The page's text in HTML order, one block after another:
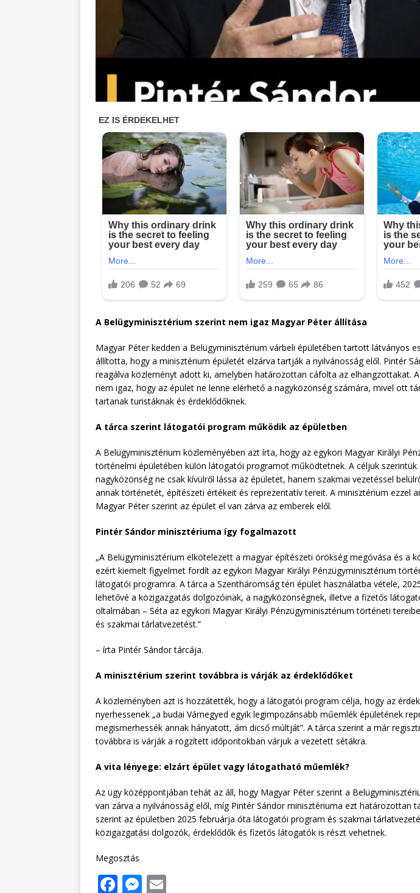
A Belügyminisztérium szerint nem igaz Magyar Péter állítása
Magyar Péter kedden a Belügyminisztérium várbeli épületében tartott látványos
állította, hogy a minisztérium épületét elzárva tartják a nyilvánosság elől. Pintér
reagálva közleményt adott ki, amelyben határozottan cáfolta az elhangzottakat.
nem igaz, hogy az épület ne lenne elérhető a nagyközönség számára, mivel ott
tartanak turistáknak és érdeklődőknek.
A tárca szerint látogatói program működik az épületben
A Belügyminisztérium közleményében azt írta, hogy az egykori Magyar Királyi
történelmi épületében külön látogatói programot működtetnek. A céljuk szerintük
nagyközönség ne csak kívülről lássa az épületet, hanem szakmai vezetéssel
annak történetét, építészeti értékeit és reprezentatív tereit. A minisztérium ezzel
Magyar Péter szerint az épület el van zárva az emberek elől.
Pintér Sándor minisztériuma így fogalmazott
„A Belügyminisztérium elkötelezett a magyar építészeti örökség megóvása és a
ezért kiemelt figyelmet fordít az egykori Magyar Királyi Pénzügyminisztérium
látogatói programra. A tárca a Szentháromság téri épület használatba vétele,
lehetővé a közigazgatás dolgozóinak, a nagyközönségnek, illetve a fizetős
oltalmában – Séta az egykori Magyar Királyi Pénzügyminisztérium történeti
és szakmai tárlatvezetést.”
– írta Pintér Sándor tárcája.
A minisztérium szerint továbbra is várják az érdeklődőket
A közleményben azt is hozzátették, hogy a látogatói program célja, hogy az
nyerhessenek „a budai Várnegyed egyik legimpozánsabb műemlék épületének
megismerhessék annak hányatott, ám dicső múltját”. A tárca szerint a már
továbbra is várják a rögzített időpontokban várjuk a vezetett sétákra.
A vita lényege: elzárt épület vagy látogatható műemlék?
Az ügy középpontjában tehát az áll, hogy Magyar Péter szerint a
van zárva a nyilvánosság elől, míg Pintér Sándor minisztériuma ezt határozottan
szerint az épületben 2025 februárja óta látogatói program és szakmai
közigazgatási dolgozók, érdeklődők és fizetős látogatók is részt vehetnek.
Megosztás
F M